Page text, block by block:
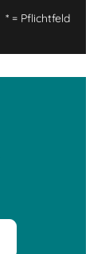
*= Pflichtfeld